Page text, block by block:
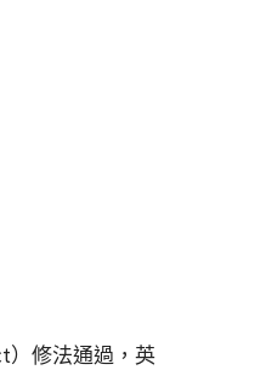
）修法通過，英